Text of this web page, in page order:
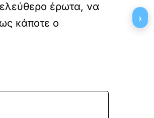
ελεύθερο έρωτα, να
κάποτε ο
›